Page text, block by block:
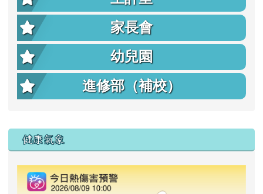
家長會
幼兒園
進修部（補校）
右邊區域內容
健康氣象